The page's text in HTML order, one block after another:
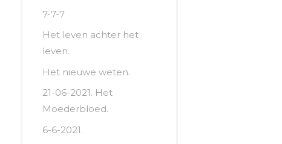
7-7-7
Het leven achter het
leven.
Het nieuwe weten.
21-06-2021. Het
Moederbloed.
6-6-2021.